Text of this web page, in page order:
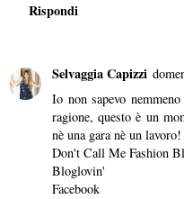
Rispondi
Selvaggia Capizzi
Io non sapevo
ragione, questo è un
nè una gara nè un lavoro!
Don't Call Me Fashion
Bloglovin'
Facebook